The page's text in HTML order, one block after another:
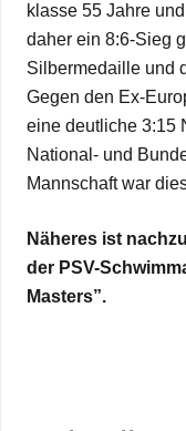
klasse 55 Jahre
daher ein 8:6‑Sieg
Sil­ber­me­daille und
Gegen den Ex-
eine deut­li­che 3:15
Natio­nal- und
Mann­schaft war
Nähe­res ist
der PSV-
Masters”.